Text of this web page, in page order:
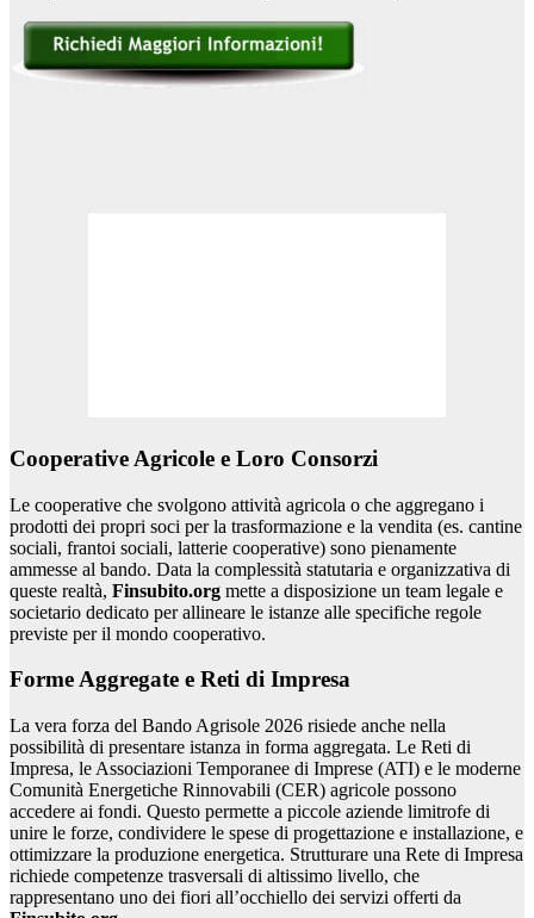
Cooperative Agricole e Loro Consorzi
Le cooperative che svolgono attività agricola o che aggregano i
prodotti dei propri soci per la trasformazione e la vendita (es. cantine
sociali, frantoi sociali, latterie cooperative) sono pienamente
ammesse al bando. Data la complessità statutaria e organizzativa di
queste realtà, Finsubito.org mette a disposizione un team legale e
societario dedicato per allineare le istanze alle specifiche regole
previste per il mondo cooperativo.
Forme Aggregate e Reti di Impresa
La vera forza del Bando Agrisole 2026 risiede anche nella
possibilità di presentare istanza in forma aggregata. Le Reti di
Impresa, le Associazioni Temporanee di Imprese (ATI) e le moderne
Comunità Energetiche Rinnovabili (CER) agricole possono
accedere ai fondi. Questo permette a piccole aziende limitrofe di
unire le forze, condividere le spese di progettazione e installazione, e
ottimizzare la produzione energetica. Strutturare una Rete di Impresa
richiede competenze trasversali di altissimo livello, che
rappresentano uno dei fiori all’occhiello dei servizi offerti da